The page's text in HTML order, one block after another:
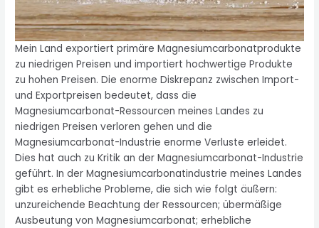
Mein Land exportiert primäre Magnesiumcarbonatprodukte
zu niedrigen Preisen und importiert hochwertige Produkte
zu hohen Preisen. Die enorme Diskrepanz zwischen Import-
und Exportpreisen bedeutet, dass die
Magnesiumcarbonat-Ressourcen meines Landes zu
niedrigen Preisen verloren gehen und die
Magnesiumcarbonat-Industrie enorme Verluste erleidet.
Dies hat auch zu Kritik an der Magnesiumcarbonat-Industrie
geführt. In der Magnesiumcarbonatindustrie meines Landes
gibt es erhebliche Probleme, die sich wie folgt äußern:
unzureichende Beachtung der Ressourcen; übermäßige
Ausbeutung von Magnesiumcarbonat; erhebliche